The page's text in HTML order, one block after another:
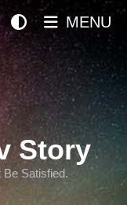
Story
Satisfied.
MENU